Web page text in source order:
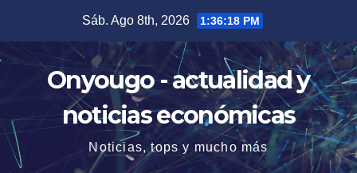
contenido
Sáb. Ago 8th, 2026 1:36:19 PM
Onyougo - actualidad y
noticias económicas
Noticias, tops y mucho más